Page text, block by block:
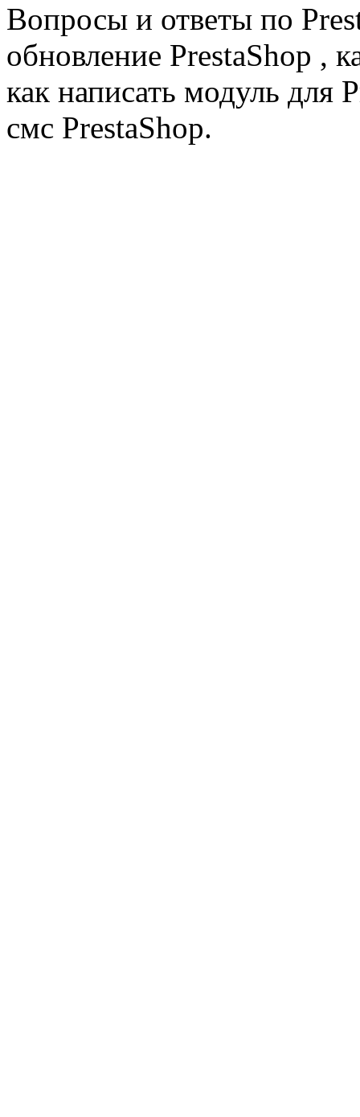
Вопросы и ответы по
обновление PrestaShop ,
как написать модуль для
смс PrestaShop.